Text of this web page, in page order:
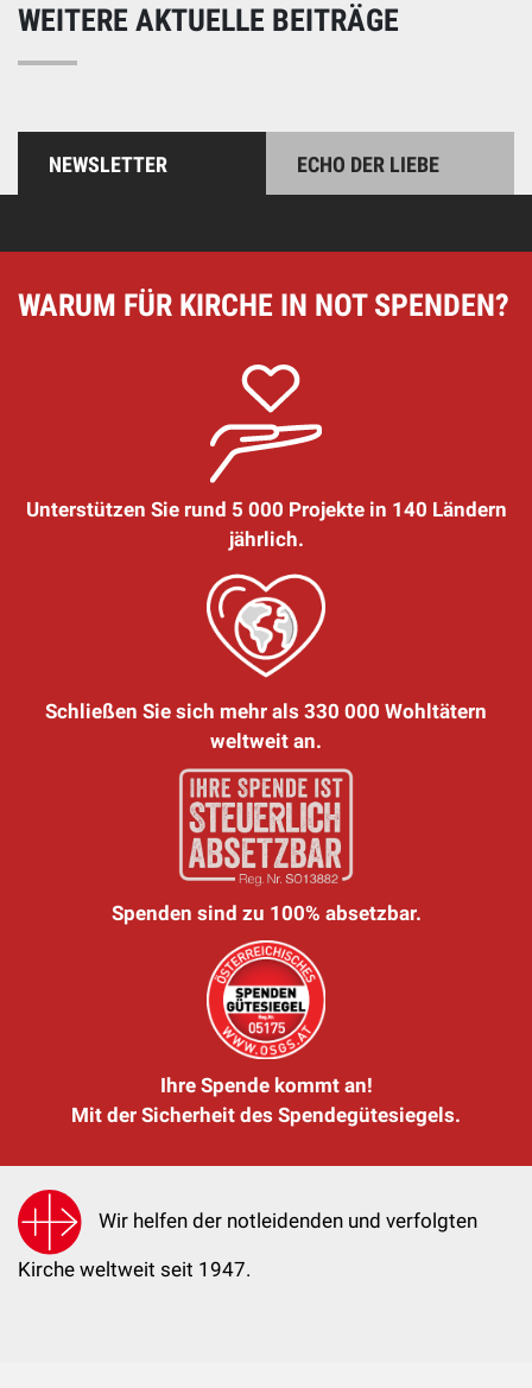
WEITERE AKTUELLE BEITRÄGE
NEWSLETTER ECHO DER LIEBE
WARUM FÜR KIRCHE IN NOT SPENDEN?
Unterstützen Sie rund 5 000 Projekte in 140 Ländern
jährlich.
Schließen Sie sich mehr als 330 000 Wohltätern
weltweit an.
Spenden sind zu 100% absetzbar.
Ihre Spende kommt an!
Mit der Sicherheit des Spendegütesiegels.
Wir helfen der notleidenden und verfolgten
Kirche weltweit seit 1947.